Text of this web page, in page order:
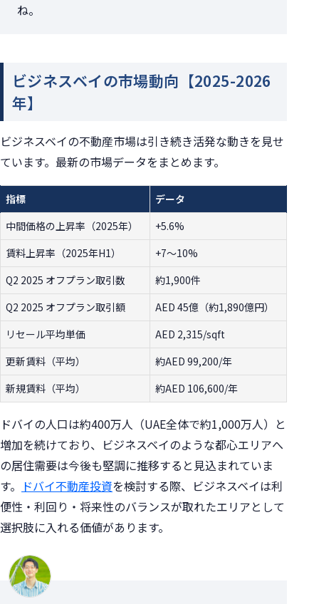
ね。
ビジネスベイの市場動向【2025-2026
年】
ビジネスベイの不動産市場は引き続き活発な動きを見せ
ています。最新の市場データをまとめます。
指標
データ
中間価格の上昇率（2025年）
+5.6%
賃料上昇率（2025年H1）
+7〜10%
Q2 2025 オフプラン取引数
約1,900件
Q2 2025 オフプラン取引額
AED 45億（約1,890億円）
リセール平均単価
AED 2,315/sqft
更新賃料（平均）
約AED 99,200/年
新規賃料（平均）
約AED 106,600/年
ドバイの人口は約400万人（UAE全体で約1,000万人）と
増加を続けており、ビジネスベイのような都心エリアへ
の居住需要は今後も堅調に推移すると見込まれていま
す。 ドバイ不動産投資を検討する際、ビジネスベイは利
便性・利回り・将来性のバランスが取れたエリアとして
選択肢に入れる価値があります。